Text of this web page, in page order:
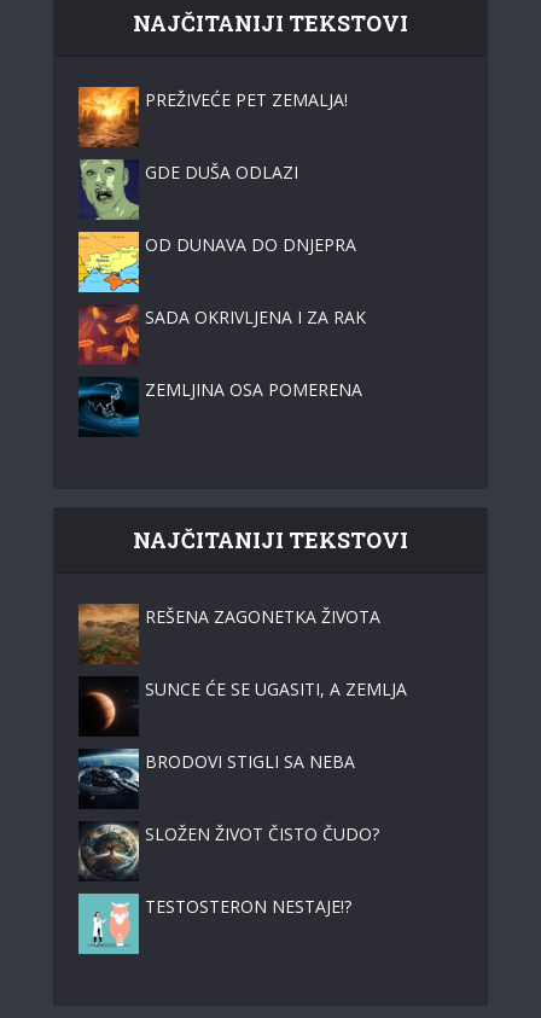
NAJČITANIJI TEKSTOVI
PREŽIVEĆE PET ZEMALJA!
GDE DUŠA ODLAZI
OD DUNAVA DO DNJEPRA
SADA OKRIVLJENA I ZA RAK
ZEMLJINA OSA POMERENA
NAJČITANIJI TEKSTOVI
REŠENA ZAGONETKA ŽIVOTA
SUNCE ĆE SE UGASITI, A ZEMLJA
BRODOVI STIGLI SA NEBA
SLOŽEN ŽIVOT ČISTO ČUDO?
TESTOSTERON NESTAJE!?